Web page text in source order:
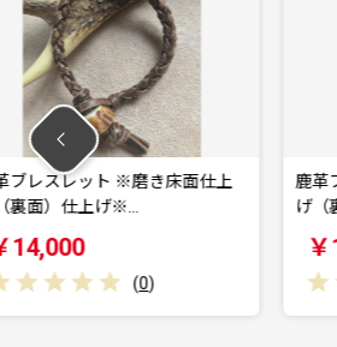
き床面仕上
)
鹿革ブレスレット ※磨
げ（裏面）仕上げ※…
(0)